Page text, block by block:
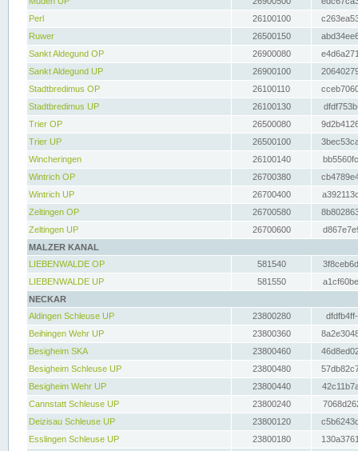
Perl
26100100
Ruwer
26500150
Sankt Aldegund OP
26900080
Sankt Aldegund UP
26900100
Stadtbredimus OP
26100110
Stadtbredimus UP
26100130
Trier OP
26500080
Trier UP
26500100
Wincheringen
26100140
Wintrich OP
26700380
Wintrich UP
26700400
Zeltingen OP
26700580
Zeltingen UP
26700600
MALZER KANAL
LIEBENWALDE OP
581540
LIEBENWALDE UP
581550
NECKAR
Aldingen Schleuse UP
23800280
Beihingen Wehr UP
23800360
Besigheim SKA
23800460
Besigheim Schleuse UP
23800480
Besigheim Wehr UP
23800440
Cannstatt Schleuse UP
23800240
Deizisau Schleuse UP
23800120
Esslingen Schleuse UP
23800180